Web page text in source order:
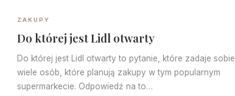
ZAKUPY
Do której jest Lidl otwarty
Do której jest Lidl otwarty to pytanie, które zadaje sobie
wiele osób, które planują zakupy w tym popularnym
supermarkecie. Odpowiedź na to…